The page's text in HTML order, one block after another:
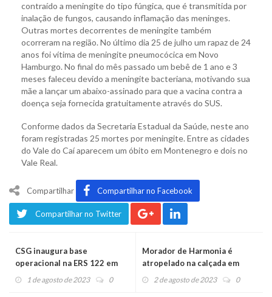
contraído a meningite do tipo fúngica, que é transmitida por
inalação de fungos, causando inflamação das meninges.
Outras mortes decorrentes de meningite também
ocorreram na região. No último dia 25 de julho um rapaz de 24
anos foi vítima de meningite pneumocócica em Novo
Hamburgo. No final do mês passado um bebê de 1 ano e 3
meses faleceu devido a meningite bacteriana, motivando sua
mãe a lançar um abaixo-assinado para que a vacina contra a
doença seja fornecida gratuitamente através do SUS.
Conforme dados da Secretaria Estadual da Saúde, neste ano
foram registradas 25 mortes por meningite. Entre as cidades
do Vale do Caí aparecem um óbito em Montenegro e dois no
Vale Real.
Compartilhar Compartilhar no Facebook
Compartilhar no Twitter
CSG inaugura base
operacional na ERS 122 em
Bom Princípio
1 de agosto de 2023 0
Morador de Harmonia é
atropelado na calçada em
Montenegro
2 de agosto de 2023 0